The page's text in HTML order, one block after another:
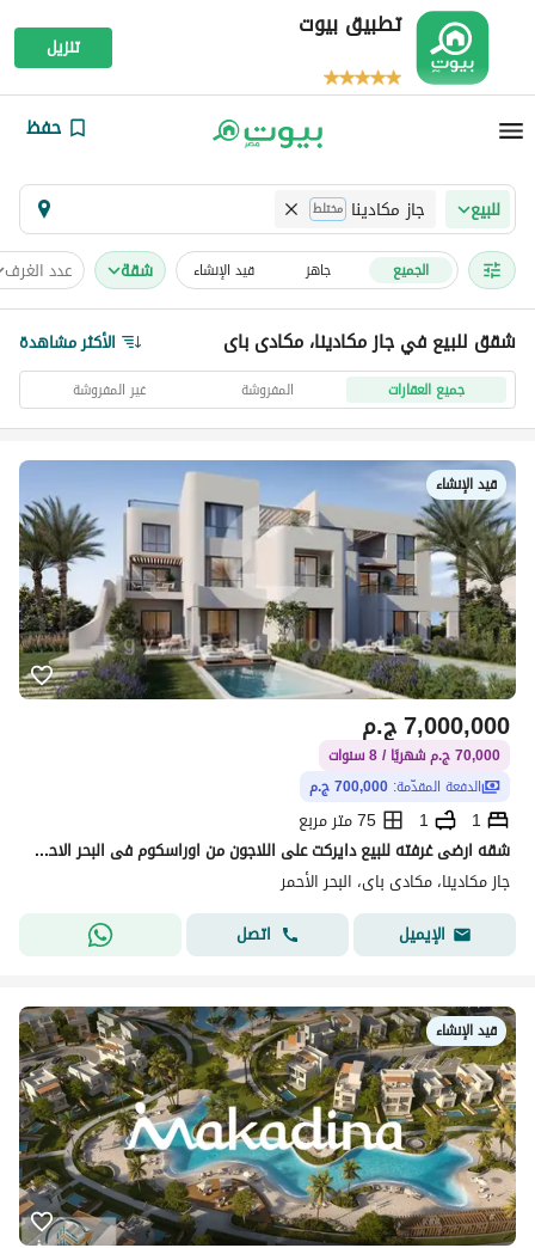
تطبيق بيوت
تنزيل
حفظ
للبيع جاز مكادينا مختلط
الجميع جاهز قيد الإنشاء شقة عدد الغرف
شقق للبيع في جاز مكادينا، مكادى باى الأكثر مشاهدة
جميع العقارات المفروشة غير المفروشة
قيد الإنشاء
ج.م7,000,000
70,000 ج.م شهريًا / 8 سنوات
الدفعة المقدّمة: 700,000 ج.م
1
1
75 متر مربع
شقه ارضى غرفته للبيع دايركت على اللاجون من اوراسكوم فى البحر الاحمر بالتقسيط على 8 سنين ( الجونه الجديده )
جاز مكادينا، مكادى باى، البحر الأحمر
الإيميل
اتصل
قيد الإنشاء